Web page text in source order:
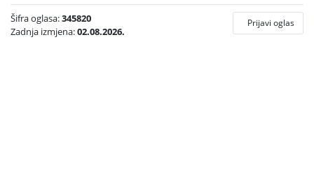
Šifra oglasa:345820
Zadnja izmjena:02.08.2026.
Prijavi oglas